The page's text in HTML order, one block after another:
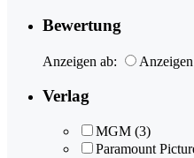
Bewertung
Anzeigen ab:
Verlag
MGM (3)
Paramount